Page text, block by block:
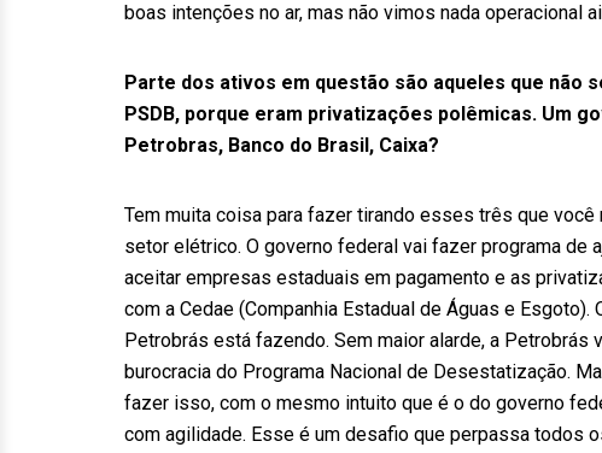
boas intenções no ar, mas não vimos nada operacional
Parte dos ativos em questão são aqueles que não
PSDB, porque eram privatizações polêmicas. Um
Petrobras, Banco do Brasil, Caixa?
Tem muita coisa para fazer tirando esses três que
setor elétrico. O governo federal vai fazer programa de
aceitar empresas estaduais em pagamento e as
com a Cedae (Companhia Estadual de Águas e
Petrobrás está fazendo. Sem maior alarde, a
burocracia do Programa Nacional de Desestatização.
fazer isso, com o mesmo intuito que é o do governo
com agilidade. Esse é um desafio que perpassa todos